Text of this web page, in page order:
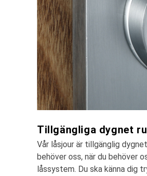
Tillgängliga dygnet
Vår låsjour är tillgänglig
behöver oss, när du behöver
låssystem. Du ska känna dig